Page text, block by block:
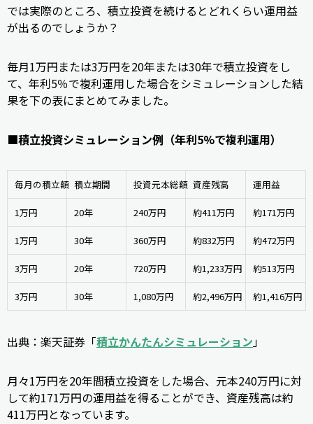
では実際のところ、積立投資を続けるとどれくらい運用益
が出るのでしょうか？
毎月1万円または3万円を20年または30年で積立投資をし
て、年利5％で複利運用した場合をシミュレーションした結
果を下の表にまとめてみました。
■積立投資シミュレーション例（年利5%で複利運用）
毎月の積立額 積立期間 投資元本総額 資産残高 運用益
1万円 20年 240万円 約411万円 約171万円
1万円 30年 360万円 約832万円 約472万円
3万円 20年 720万円 約1,233万円 約513万円
3万円 30年 1,080万円 約2,496万円 約1,416万円
出典：楽天証券「積立かんたんシミュレーション」
月々1万円を20年間積立投資をした場合、元本240万円に対
して約171万円の運用益を得ることができ、資産残高は約
411万円となっています。